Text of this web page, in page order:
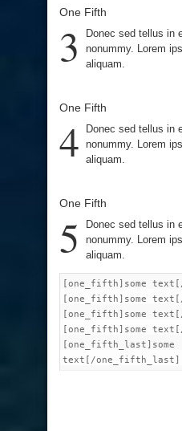
One Fifth
3
Donec sed tellus in
nonummy. Lorem
aliquam.
One Fifth
4
Donec sed tellus in
nonummy. Lorem
aliquam.
One Fifth
5
Donec sed tellus in
nonummy. Lorem
aliquam.
[one_fifth]some
[one_fifth]some
[one_fifth]some
[one_fifth]some
[one_fifth_last]some
text[/one_fifth_last]